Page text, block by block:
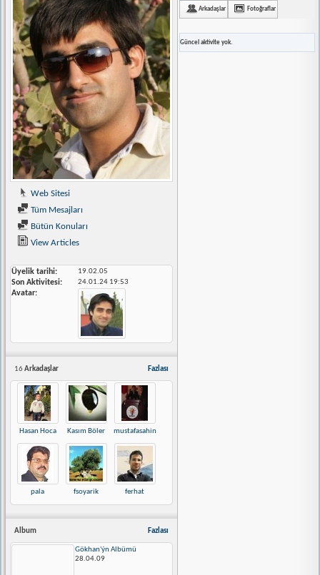
Web Sitesi
Tüm Mesajları
Bütün Konuları
View Articles
Üyelik tarihi 19.02.05
Son Aktivitesi 24.01.24 19:53
Avatar
Fazlası
16Arkadaşlar
Hasan Hoca Kasım Böler mustafasahin
pala fsoyarik ferhat
Fazlası
Album
Gökhan'ýn Albümü
28.04.09
Arkadaşlar Fotoğraflar
Güncel aktivite yok.